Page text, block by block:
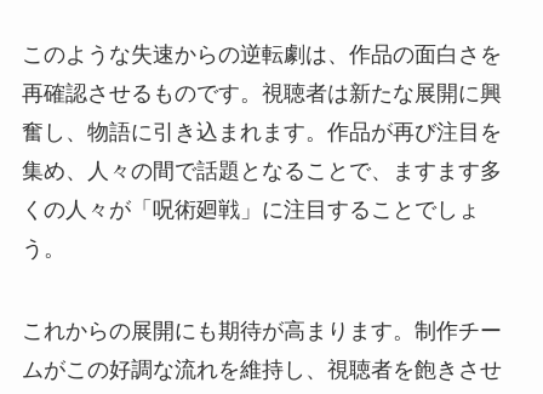
このような失速からの逆転劇は、作品の面白さを
再確認させるものです。視聴者は新たな展開に興
奮し、物語に引き込まれます。作品が再び注目を
集め、人々の間で話題となることで、ますます多
くの人々が「呪術廻戦」に注目することでしょ
う。
これからの展開にも期待が高まります。制作チー
ムがこの好調な流れを維持し、視聴者を飽きさせ